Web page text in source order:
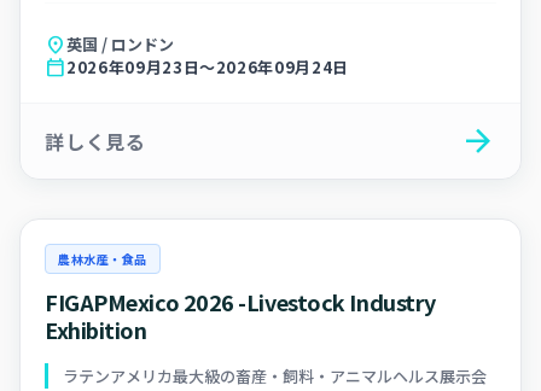
location_on英国 / ロンドン
calendar_today2026年09月23日～2026年09月24日
詳しく見る arrow_forward
農林水産・食品
FIGAPMexico 2026 -Livestock Industry
Exhibition
ラテンアメリカ最大級の畜産・飼料・アニマルヘルス展示会